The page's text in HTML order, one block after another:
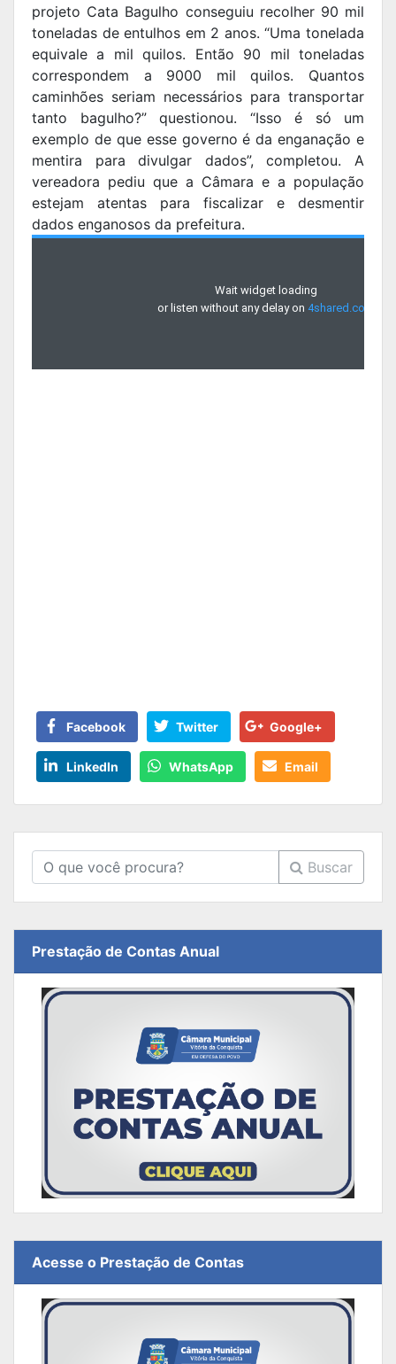
projeto Cata Bagulho conseguiu recolher 90 mil
toneladas de entulhos em 2 anos. “Uma tonelada
equivale a mil quilos. Então 90 mil toneladas
correspondem a 9000 mil quilos. Quantos
caminhões seriam necessários para transportar
tanto bagulho?” questionou. “Isso é só um
exemplo de que esse governo é da enganação e
mentira para divulgar dados”, completou. A
vereadora pediu que a Câmara e a população
estejam atentas para fiscalizar e desmentir
dados enganosos da prefeitura.
Facebook Twitter Google+
LinkedIn WhatsApp Email
Buscar
Prestação de Contas Anual
Acesse o Prestação de Contas